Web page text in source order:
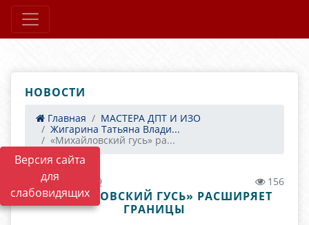
Версия сайта
для
слабовидящих
НОВОСТИ
Главная
МАСТЕРА ДПТ И ИЗО
Жигарина Татьяна Влади...
«Михайловский гусь» ра...
02.11.2020 00:29 156
«МИХАЙЛОВСКИЙ ГУСЬ» РАСШИРЯЕТ
ГРАНИЦЫ